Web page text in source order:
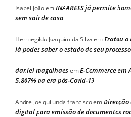
Isabel JoãoemINAAREES já permite
sem sair de casa
Hermegildo Joaquim da Silva em Tratou o
Já podes saber o estado do seu processo
daniel magalhaesemE-Commerce em
5.807% na era pós-Covid-19
Andre joe quilunda franciscoem
digital para emissão de documentos